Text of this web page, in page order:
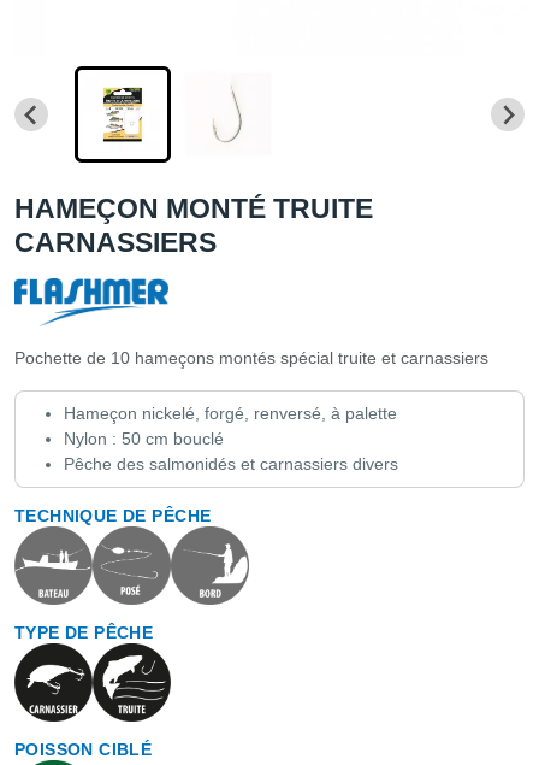
HAMEÇON MONTÉ TRUITE
CARNASSIERS
Pochette de 10 hameçons montés spécial truite et carnassiers
Hameçon nickelé, forgé, renversé, à palette
Nylon : 50 cm bouclé
Pêche des salmonidés et carnassiers divers
TECHNIQUE DE PÊCHE
TYPE DE PÊCHE
POISSON CIBLÉ